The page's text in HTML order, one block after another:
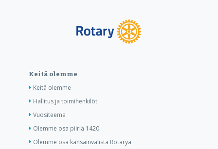
Keitä olemme
Keitä olemme
Hallitus ja toimihenkilöt
Vuositeema
Olemme osa piiriä 1420
Olemme osa kansainvälistä Rotarya